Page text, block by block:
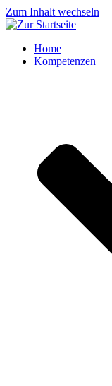
Zum Inhalt wechseln
Home
Kompetenzen